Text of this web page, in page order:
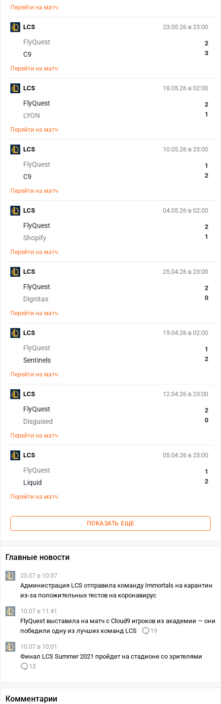
Перейти на матч
23.05.26 в 23:00
FlyQuest
C9
2
3
Перейти на матч
LCS
18.05.26 в 02:00
FlyQuest
LYON
2
1
Перейти на матч
LCS
10.05.26 в 23:00
FlyQuest
C9
1
2
Перейти на матч
LCS
04.05.26 в 02:00
FlyQuest
Shopify
2
1
Перейти на матч
LCS
25.04.26 в 23:00
FlyQuest
Dignitas
2
0
Перейти на матч
LCS
19.04.26 в 02:00
FlyQuest
Sentinels
1
2
Перейти на матч
LCS
12.04.26 в 23:00
FlyQuest
Disguised
2
0
Перейти на матч
LCS
05.04.26 в 23:00
FlyQuest
Liquid
1
2
Перейти на матч
LCS
ПОКАЗАТЬ ЕЩЕ
Главные новости
23.07 в 10:37
Администрация LCS отправила команду Immortals на карантин
из-за положительных тестов на коронавирус
10.07 в 11:41
FlyQuest выставила на матч с Cloud9 игроков из академии — они
победили одну из лучших команд LCS
19
10.07 в 10:01
Финал LCS Summer 2021 пройдет на стадионе со зрителями
12
Комментарии